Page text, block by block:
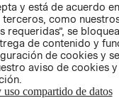
y está de acuerdo
como
se
de contenido y
de cookies y
aviso de cookies
compartido de datos